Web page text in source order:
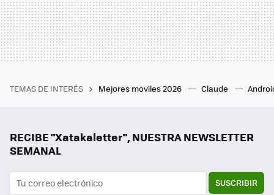
TEMAS DE INTERÉS Mejores moviles 2026 Claude
RECIBE "Xatakaletter", NUESTRA NEWSLETTER
SEMANAL
SUSCRIBIR